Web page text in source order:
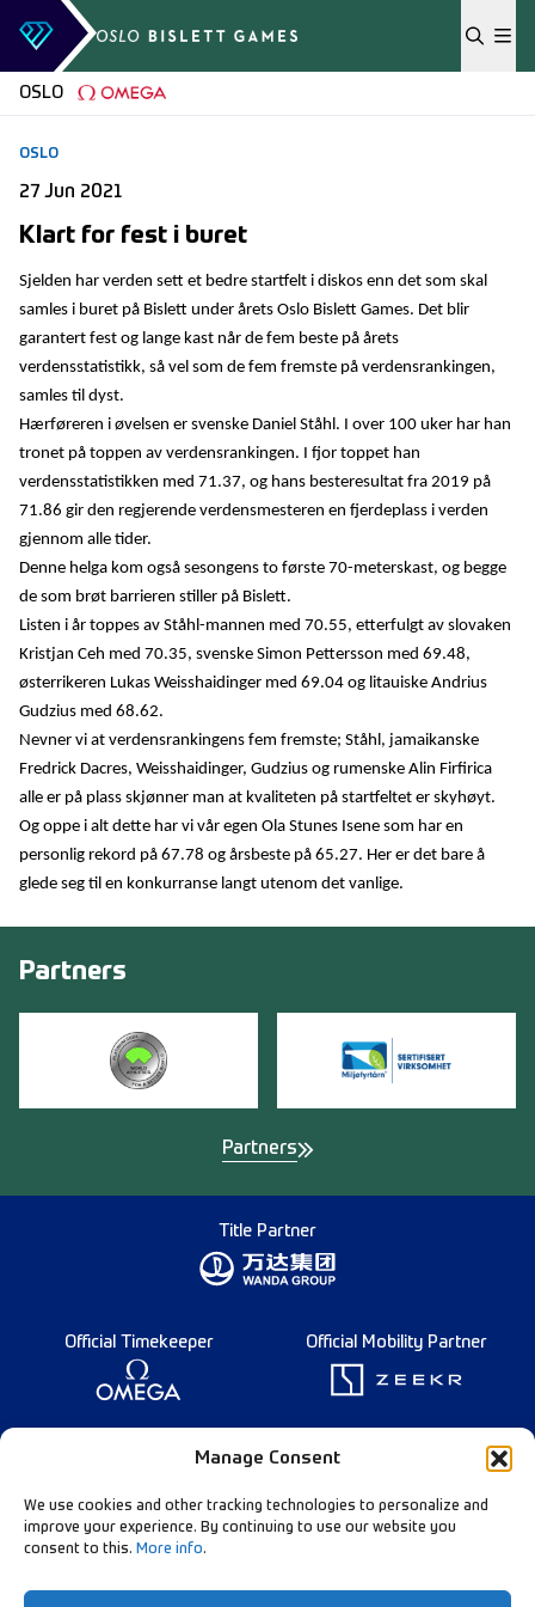
Manage Consent
We use cookies and other tracking technologies to personalize and
improve your experience. By continuing to use our website you
consent to this. More info.
Skip to content
OSLO
OSLO
27 Jun 2021
Klart for fest i buret
Sjelden har verden sett et bedre startfelt i diskos enn det som skal
samles i buret på Bislett under årets Oslo Bislett Games. Det blir
garantert fest og lange kast når de fem beste på årets
verdensstatistikk, så vel som de fem fremste på verdensrankingen,
samles til dyst.
Hærføreren i øvelsen er svenske Daniel Ståhl. I over 100 uker har han
tronet på toppen av verdensrankingen. I fjor toppet han
verdensstatistikken med 71.37, og hans besteresultat fra 2019 på
71.86 gir den regjerende verdensmesteren en fjerdeplass i verden
gjennom alle tider.
Denne helga kom også sesongens to første 70-meterskast, og begge
de som brøt barrieren stiller på Bislett.
Listen i år toppes av Ståhl-mannen med 70.55, etterfulgt av slovaken
Kristjan Ceh med 70.35, svenske Simon Pettersson med 69.48,
østerrikeren Lukas Weisshaidinger med 69.04 og litauiske Andrius
Gudzius med 68.62.
Nevner vi at verdensrankingens fem fremste; Ståhl, jamaikanske
Fredrick Dacres, Weisshaidinger, Gudzius og rumenske Alin Firfirica
alle er på plass skjønner man at kvaliteten på startfeltet er skyhøyt.
Og oppe i alt dette har vi vår egen Ola Stunes Isene som har en
personlig rekord på 67.78 og årsbeste på 65.27. Her er det bare å
glede seg til en konkurranse langt utenom det vanlige.
Partners
Partners
Title Partner
Official Timekeeper Official Mobility Partner
Founding Partner